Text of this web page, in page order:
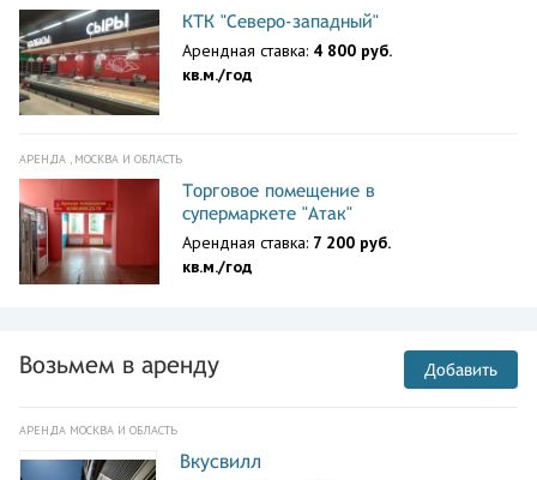
КТК "Северо-западный"
Арендная ставка: 4 800 руб.
кв.м./год
АРЕНДА , МОСКВА И ОБЛАСТЬ
Торговое помещение в
супермаркете "Атак"
Арендная ставка: 7 200 руб.
кв.м./год
Возьмем в аренду Добавить
АРЕНДА МОСКВА И ОБЛАСТЬ
Вкусвилл